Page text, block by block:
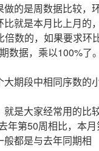
的是周数据比较，
就是本月比上月的，
倍数的，如果要求环
数据，乘以100%了。
期段中相同序数的
是大家经常用的比
年第50周相比，本
都是与去年同期相